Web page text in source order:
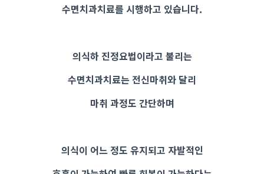
수면치과치료를 시행하고 있습니다.
의식하 진정요법이라고 불리는
수면치과치료는 전신마취와 달리
마취 과정도 간단하며
의식이 어느 정도 유지되고 자발적인